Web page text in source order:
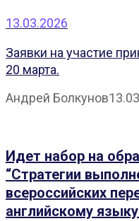
13.03.2026
Заявки на участие
20 марта.
Андрей Болкунов
Идет набор на
“Стратегии
всероссийских
английскому